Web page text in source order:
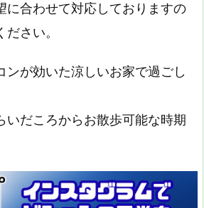
に合わせて対応しておりますの
さい。
ンが効いた涼しいお家で過ごし
いだころからお散歩可能な時期